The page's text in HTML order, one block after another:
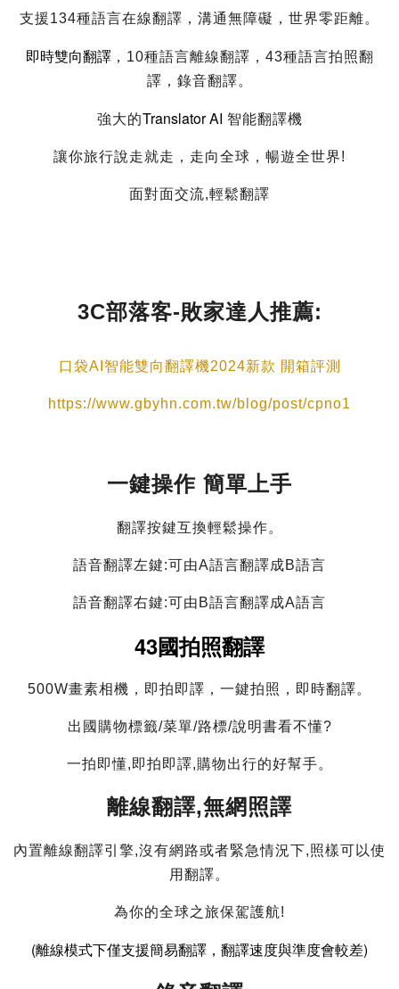
支援134種語言在線翻譯，溝通無障礙，世界零距離。
即時雙向翻譯，10種語言離線翻譯，43種語言拍照翻
譯，錄音翻譯。
強大的Translator AI 智能翻譯機
讓你旅行說走就走，走向全球，暢遊全世界!
面對面交流,輕鬆翻譯
3C部落客-敗家達人推薦:
口袋AI智能雙向翻譯機2024新款 開箱評測
https://www.gbyhn.com.tw/blog/post/cpno1
一鍵操作 簡單上手
翻譯按鍵互換輕鬆操作。
語音翻譯左鍵:可由A語言翻譯成B語言
語音翻譯右鍵:可由B語言翻譯成A語言
43國拍照翻譯
500W畫素相機，即拍即譯，一鍵拍照，即時翻譯。
出國購物標籤/菜單/路標/說明書看不懂?
一拍即懂,即拍即譯,購物出行的好幫手。
離線翻譯,無網照譯
內置離線翻譯引擎,沒有網路或者緊急情況下,照樣可以使
用翻譯。
為你的全球之旅保駕護航!
(離線模式下僅支援簡易翻譯，翻譯速度與準度會較差)